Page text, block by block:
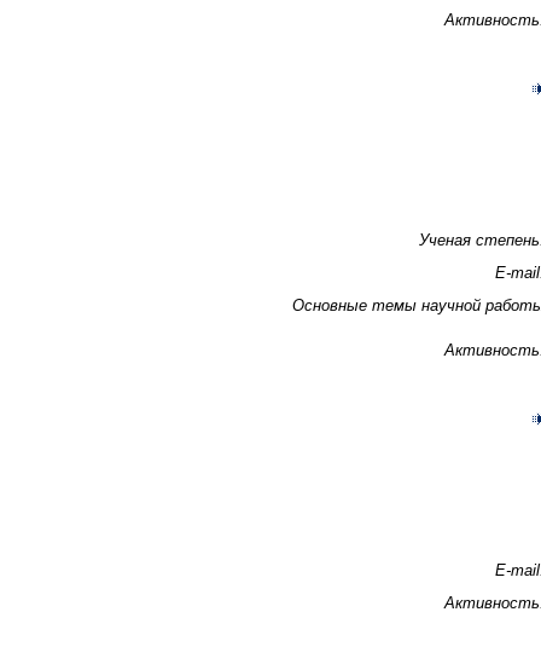
Ученая
E-
Основные темы научной
E-